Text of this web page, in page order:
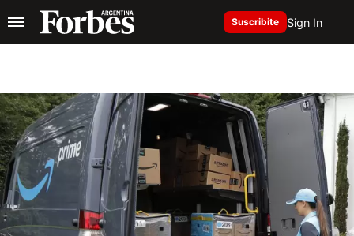
Suscribite Sign In